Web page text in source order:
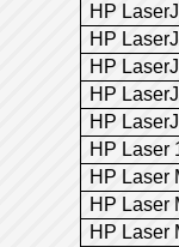
HP
HP
HP
HP
HP
HP Laser
HP Laser
HP Laser
HP Laser